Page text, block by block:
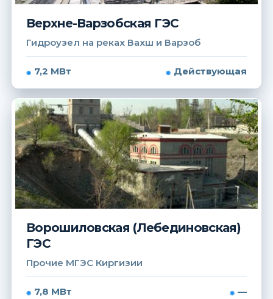
Верхне-Варзобская ГЭС
Гидроузел на реках Вахш и Варзоб
7,2 МВт Действующая
Ворошиловская (Лебединовская)
ГЭС
Прочие МГЭС Киргизии
7,8 МВт —